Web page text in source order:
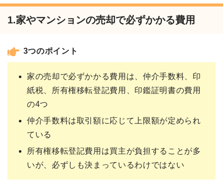
1.家やマンションの売却で必ずかかる費用
3つのポイント
家の売却で必ずかかる費用は、仲介手数料、印
紙税、所有権移転登記費用、印鑑証明書の費用
の4つ
仲介手数料は取引額に応じて上限額が定められ
ている
所有権移転登記費用は買主が負担することが多
いが、必ずしも決まっているわけではない